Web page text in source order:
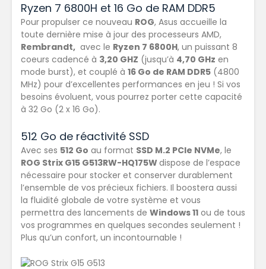
Ryzen 7 6800H et 16 Go de RAM DDR5
Pour propulser ce nouveau ROG, Asus accueille la
toute dernière mise à jour des processeurs AMD,
Rembrandt, avec le Ryzen 7 6800H, un puissant 8
coeurs cadencé à 3,20 GHZ (jusqu’à 4,70 GHz en
mode burst), et couplé à 16 Go de RAM DDR5 (4800
MHz) pour d’excellentes performances en jeu ! Si vos
besoins évoluent, vous pourrez porter cette capacité
à 32 Go (2 x 16 Go).
512 Go de réactivité SSD
Avec ses 512 Go au format SSD M.2 PCIe NVMe, le
ROG Strix G15 G513RW-HQ175Wdispose de l’espace
nécessaire pour stocker et conserver durablement
l’ensemble de vos précieux fichiers. Il boostera aussi
la fluidité globale de votre système et vous
permettra des lancements de Windows 11 ou de tous
vos programmes en quelques secondes seulement !
Plus qu’un confort, un incontournable !